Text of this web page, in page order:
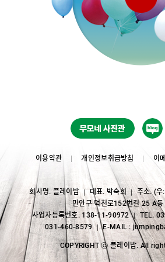
이용약관 개인정보취급방침 이
회사명. 플레이밥｜ 대표. 박숙희｜주소. (
만안구 덕천로152번길 25 A
사업자등록번호. 138-11-90972｜TEL.
031-460-8579｜E-MAIL :
COPYRIGHT ⓒ 플레이밥. All